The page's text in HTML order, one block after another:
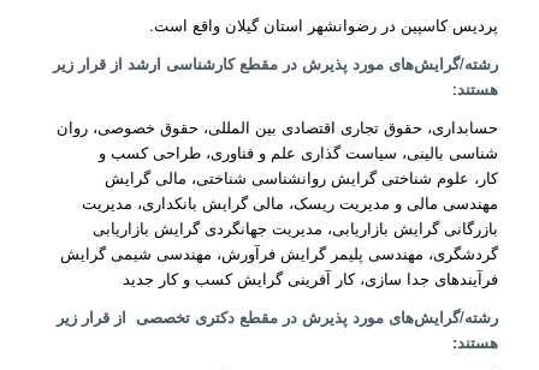
پردیس کاسپین در رضوانشهر استان گیلان واقع است.
رشته/گرایش‌های مورد پذیرش در مقطع کارشناسی ارشد از قرار زیر
هستند:
حسابداری، حقوق تجاری اقتصادی بین المللی، حقوق خصوصی، روان
شناسی بالینی، سیاست گذاری علم و فناوری، طراحی کسب و
کار، علوم شناختی گرایش روانشناسی شناختی، مالی گرایش
مهندسی مالی و مدیریت ریسک، مالی گرایش بانکداری، مدیریت
بازرگانی گرایش بازاریابی، مدیریت جهانگردی گرایش بازاریابی
گردشگری، مهندسی پلیمر گرایش فرآورش، مهندسی شیمی گرایش
فرآیندهای جدا سازی، کار آفرینی گرایش کسب و کار جدید
رشته/گرایش‌های مورد پذیرش در مقطع دکتری تخصصی از قرار زیر
هستند: